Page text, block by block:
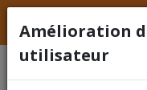
LFFSHainaut
Amélioration
utilisateur